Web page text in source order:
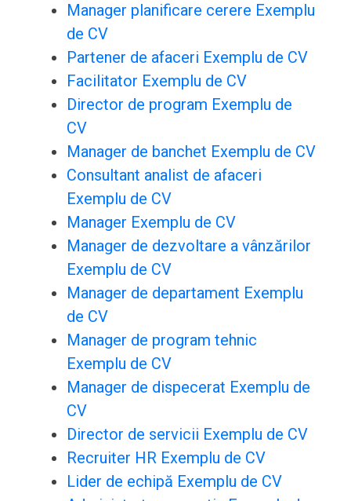
Manager planificare cerere Exemplu
de CV
Partener de afaceri Exemplu de CV
Facilitator Exemplu de CV
Director de program Exemplu de
CV
Manager de banchet Exemplu de CV
Consultant analist de afaceri
Exemplu de CV
Manager Exemplu de CV
Manager de dezvoltare a vânzărilor
Exemplu de CV
Manager de departament Exemplu
de CV
Manager de program tehnic
Exemplu de CV
Manager de dispecerat Exemplu de
CV
Director de servicii Exemplu de CV
Recruiter HR Exemplu de CV
Lider de echipă Exemplu de CV